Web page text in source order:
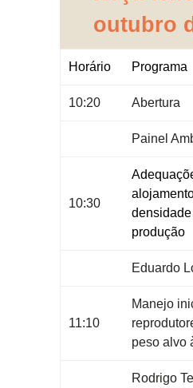
outubro
Horário Programa
10:20 Abertura
Painel
10:30
produção
Eduardo
11:10
Manejo
peso alvo
Rodrigo